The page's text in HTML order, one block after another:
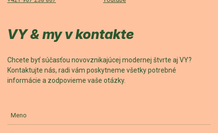
VY & my v kontakte
Chcete byť súčasťou novovznikajúcej modernej štvrte aj VY?
Kontaktujte nás, radi vám poskytneme všetky potrebné
informácie a zodpovieme vaše otázky.
Meno